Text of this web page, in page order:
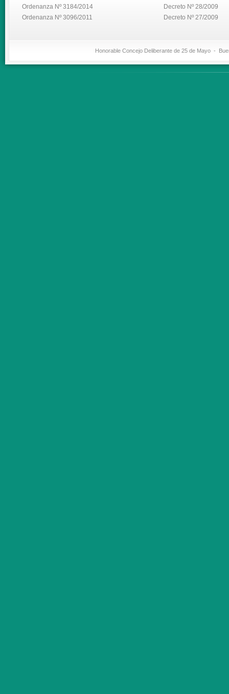
Ordenanza Nº 3184/2014
Ordenanza Nº 3096/2011
Decreto Nº 28/2009
Decreto Nº 27/2009
Honorable Concejo Deliberante de 25 de